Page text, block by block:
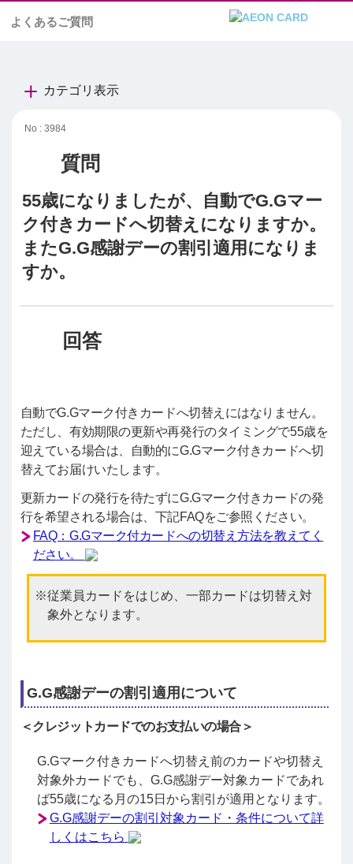
よくあるご質問
カテゴリ表示
No : 3984
55歳になりましたが、自動でG.Gマー
ク付きカードへ切替えになりますか。
またG.G感謝デーの割引適用になりま
すか。
自動でG.Gマーク付きカードへ切替えにはなりません。
ただし、有効期限の更新や再発行のタイミングで55歳を
迎えている場合は、自動的にG.Gマーク付きカードへ切
替えてお届けいたします。
更新カードの発行を待たずにG.Gマーク付きカードの発
行を希望される場合は、下記FAQをご参照ください。
FAQ：G.Gマーク付カードへの切替え方法を教えてく
ださい。
従業員カードをはじめ、一部カードは切替え対
象外となります。
G.G感謝デーの割引適用について
＜クレジットカードでのお支払いの場合＞
G.Gマーク付きカードへ切替え前のカードや切替え
対象外カードでも、G.G感謝デー対象カードであれ
ば55歳になる月の15日から割引が適用となります。
G.G感謝デーの割引対象カード・条件について詳
しくはこちら